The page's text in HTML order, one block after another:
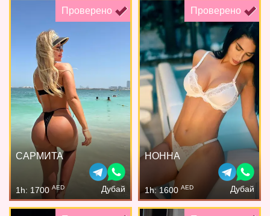
Проверено
САРМИТА
1h: 1700 AED Дубай
Проверено
НОННА
1h: 1600 AED Дубай